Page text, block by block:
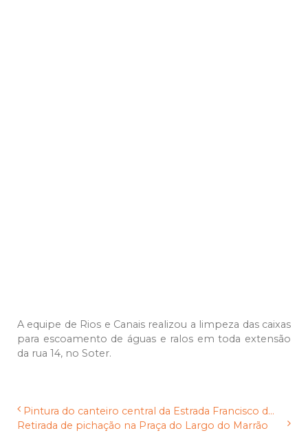
A equipe de Rios e Canais realizou a limpeza das caixas
para escoamento de águas e ralos em toda extensão
da rua 14, no Soter.
Pintura do canteiro central da Estrada Francisco d...
Retirada de pichação na Praça do Largo do Marrão